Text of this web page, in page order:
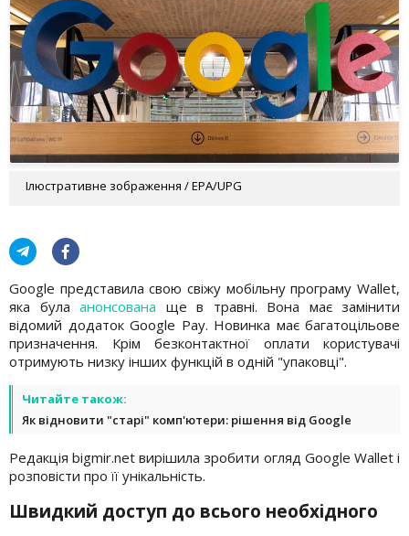
Ілюстративне зображення / EPA/UPG
Google представила свою свіжу мобільну програму Wallet,
яка була анонсована ще в травні. Вона має замінити
відомий додаток Google Pay. Новинка має багатоцільове
призначення. Крім безконтактної оплати користувачі
отримують низку інших функцій в одній "упаковці".
Читайте також:
Як відновити "старі" комп'ютери: рішення від Google
Редакція bigmir.net вирішила зробити огляд Google Wallet і
розповісти про її унікальність.
Швидкий доступ до всього необхідного